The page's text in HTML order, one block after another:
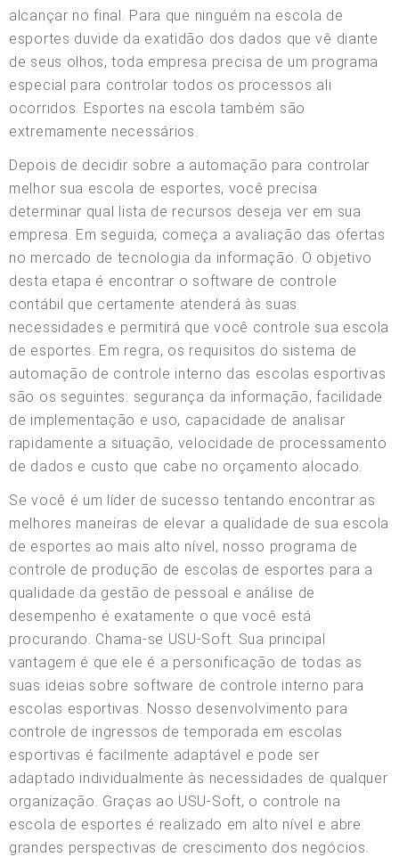
alcançar no final. Para que ninguém na escola de
esportes duvide da exatidão dos dados que vê diante
de seus olhos, toda empresa precisa de um programa
especial para controlar todos os processos ali
ocorridos. Esportes na escola também são
extremamente necessários.
Depois de decidir sobre a automação para controlar
melhor sua escola de esportes, você precisa
determinar qual lista de recursos deseja ver em sua
empresa. Em seguida, começa a avaliação das ofertas
no mercado de tecnologia da informação. O objetivo
desta etapa é encontrar o software de controle
contábil que certamente atenderá às suas
necessidades e permitirá que você controle sua escola
de esportes. Em regra, os requisitos do sistema de
automação de controle interno das escolas esportivas
são os seguintes: segurança da informação, facilidade
de implementação e uso, capacidade de analisar
rapidamente a situação, velocidade de processamento
de dados e custo que cabe no orçamento alocado.
Se você é um líder de sucesso tentando encontrar as
melhores maneiras de elevar a qualidade de sua escola
de esportes ao mais alto nível, nosso programa de
controle de produção de escolas de esportes para a
qualidade da gestão de pessoal e análise de
desempenho é exatamente o que você está
procurando. Chama-se USU-Soft. Sua principal
vantagem é que ele é a personificação de todas as
suas ideias sobre software de controle interno para
escolas esportivas. Nosso desenvolvimento para
controle de ingressos de temporada em escolas
esportivas é facilmente adaptável e pode ser
adaptado individualmente às necessidades de qualquer
organização. Graças ao USU-Soft, o controle na
escola de esportes é realizado em alto nível e abre
grandes perspectivas de crescimento dos negócios.